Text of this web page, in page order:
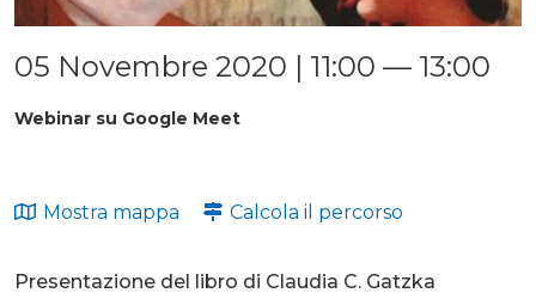
05 Novembre 2020 | 11:00 — 13:00
Webinar su Google Meet
Mostra mappa Calcola il percorso
Presentazione del libro di Claudia C. Gatzka